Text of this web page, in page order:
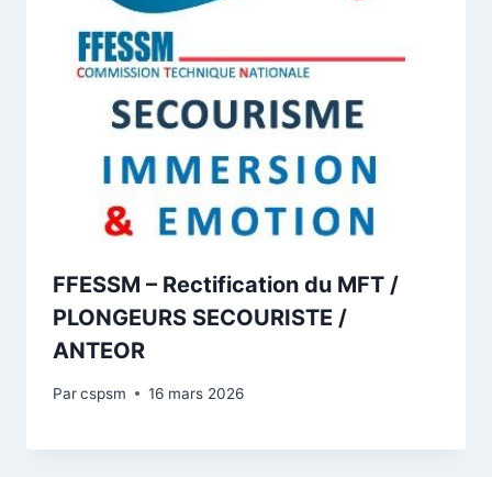
FFESSM – Rectification du MFT /
PLONGEURS SECOURISTE /
ANTEOR
Parcspsm 16 mars 2026